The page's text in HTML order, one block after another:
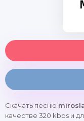
Скачать песню
качестве 320 kbps и